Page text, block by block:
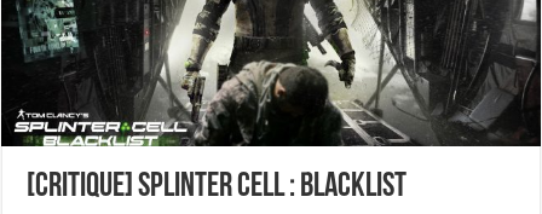
[Critique] Splinter Cell : Blacklist